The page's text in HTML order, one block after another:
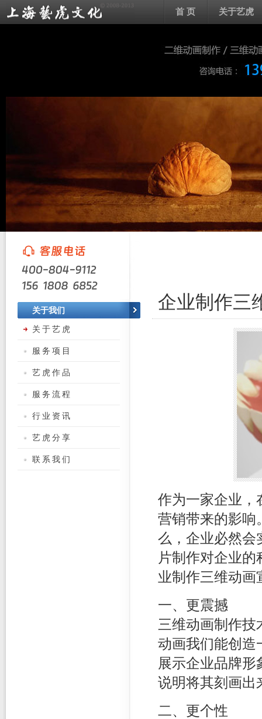
首 页 关于艺虎
企业制作三
作为一家企业，
营销带来的影响
么，企业必然会
片制作对企业
业制作三维动画
一、更震撼
三维动画制作技
动画我们能创造
展示企业品牌
说明将其刻画出
二、更个性
关于我们
关于艺虎
服务项目
艺虎作品
服务流程
行业资讯
艺虎分享
联系我们